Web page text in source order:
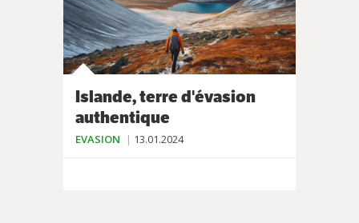
Islande, terre d'évasion
authentique
EVASION 13.01.2024